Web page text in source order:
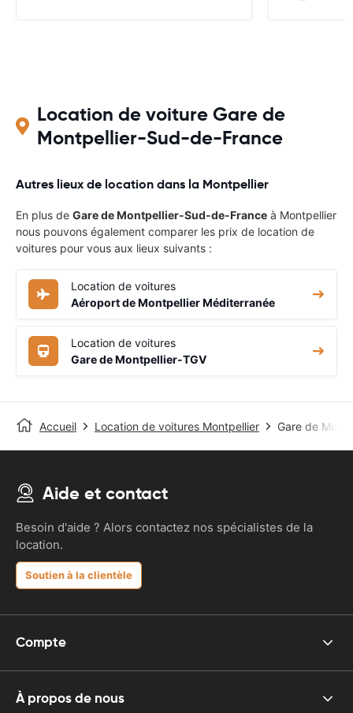
Location de voiture Gare de
Montpellier-Sud-de-France
Autres lieux de location dans la Montpellier
En plus de Gare de Montpellier-Sud-de-France à Montpellier
nous pouvons également comparer les prix de location de
voitures pour vous aux lieux suivants :
Location de voitures
Aéroport de Montpellier Méditerranée
Location de voitures
Gare de Montpellier-TGV
Accueil Location de voitures Montpellier Gare de
Aide et contact
Besoin d'aide ? Alors contactez nos spécialistes de la
location.
Soutien à la clientèle
Compte
À propos de nous